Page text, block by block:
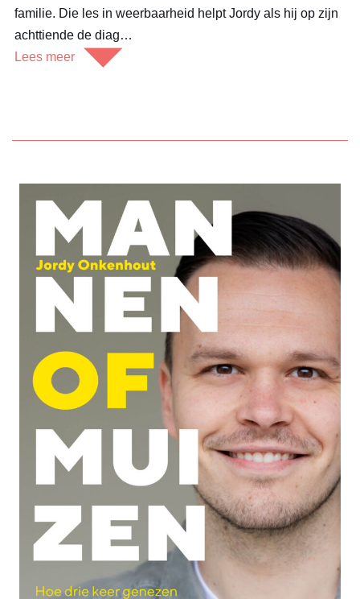
familie. Die les in weerbaarheid helpt Jordy als hij op zijn
achttiende de diag…
Lees meer